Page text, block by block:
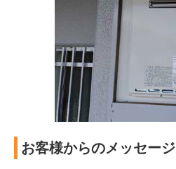
お客様からのメッセージ